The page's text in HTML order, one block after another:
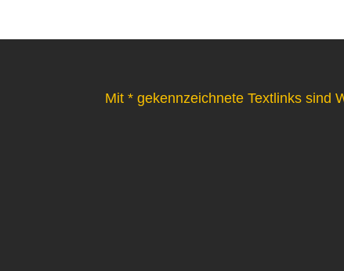
Mit * gekennzeichnete Textlinks sind